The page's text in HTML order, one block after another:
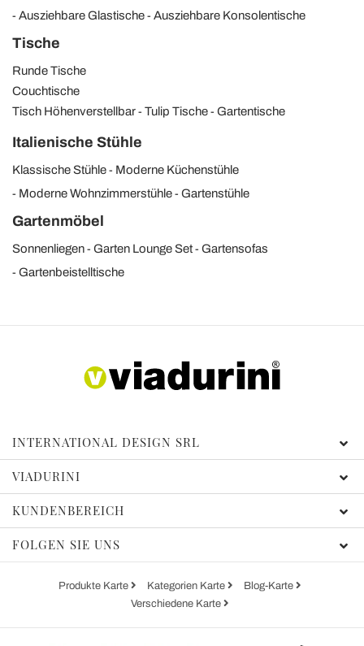
Ausziehbare Glastische
Ausziehbare Konsolentische
Tische
Runde Tische
Couchtische
Tisch Höhenverstellbar
Tulip Tische Gartentische
Italienische Stühle
Klassische Stühle
Moderne Küchenstühle
Moderne Wohnzimmerstühle
Gartenstühle
Gartenmöbel
Sonnenliegen Garten Lounge Set
Gartensofas
Gartenbeistelltische
INTERNATIONAL DESIGN SRL
VIADURINI
KUNDENBEREICH
FOLGEN SIE UNS
Produkte Karte Kategorien Karte
Blog-Karte
Verschiedene Karte